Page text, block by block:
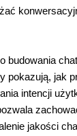
budowania
jak
intencji
jakości